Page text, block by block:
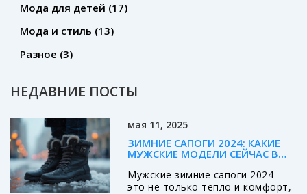
Мода для детей (17)
Мода и стиль (13)
Разное (3)
НЕДАВНИЕ ПОСТЫ
мая 11, 2025
ЗИМНИЕ САПОГИ 2024: КАКИЕ
МУЖСКИЕ МОДЕЛИ СЕЙЧАС В
Мужские зимние сапоги 2024 —
это не только тепло и комфорт,